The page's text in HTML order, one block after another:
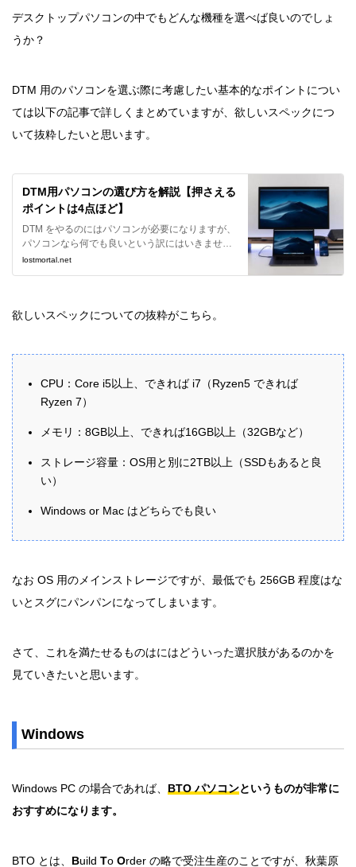
デスクトップパソコンの中でもどんな機種を選べば良いのでしょ
うか？
DTM 用のパソコンを選ぶ際に考慮したい基本的なポイントについ
ては以下の記事で詳しくまとめていますが、欲しいスペックにつ
いて抜粋したいと思います。
DTM用パソコンの選び方を解説【押さえる
ポイントは4点ほど】
DTM をやるのにはパソコンが必要になりますが、
パソコンなら何でも良いという訳にはいきませ
ん。適したものを選ばないと後で困ることになり
lostmortal.net
欲しいスペックについての抜粋がこちら。
CPU：Core i5以上、できれば i7（Ryzen5 できれば
Ryzen 7）
メモリ：8GB以上、できれば16GB以上（32GBなど）
ストレージ容量：OS用と別に2TB以上（SSDもあると良
い）
Windows or Mac はどちらでも良い
なお OS 用のメインストレージですが、最低でも 256GB 程度はな
いとスグにパンパンになってしまいます。
さて、これを満たせるものはにはどういった選択肢があるのかを
見ていきたいと思います。
Windows
Windows PC の場合であれば、 BTO パソコンというものが非常に
おすすめになります。
BTO とは、 Build To Order の略で受注生産のことですが、秋葉原